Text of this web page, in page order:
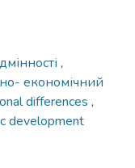
,
економічний
differences ,
development